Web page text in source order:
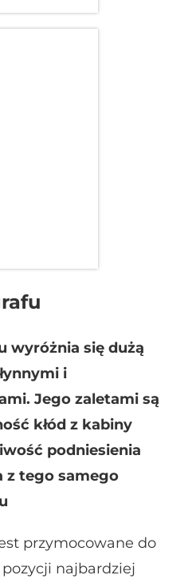
wyróżnia się dużą
i
Jego zaletami są
kłód z kabiny
podniesienia
z tego samego
przymocowane do
najbardziej